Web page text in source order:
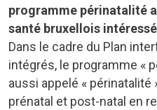
programme périnatalité
santé bruxellois
Dans le cadre du Plan
intégrés, le programme «
aussi appelé « périnatalité
prénatal et post-natal en